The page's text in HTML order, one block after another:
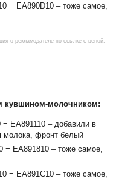
= EA890D10 – тоже самое,
кувшином-молочником:
= EA891110 – добавили в
молока, фронт белый
= EA891810 – тоже самое,
= EA891C10 – тоже самое,